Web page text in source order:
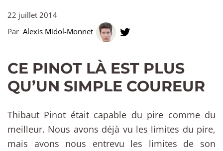
22 juillet 2014
Par Alexis Midol-Monnet
CE PINOT LÀ EST PLUS
QU’UN SIMPLE COUREUR
Thibaut Pinot était capable du pire comme du
meilleur. Nous avons déjà vu les limites du pire,
mais avons nous entrevu les limites de son